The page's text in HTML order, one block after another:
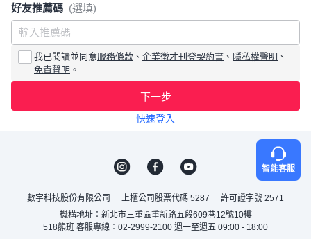
好友推薦碼 (選填)
我已閱讀並同意服務條款 、 企業徵才刊登契約書 、 隱私權聲明 、
免責聲明 。
下一步
快速登入
智能客服
數字科技股份有限公司 上櫃公司股票代碼 5287
許可證字號 2571
機構地址：新北市三重區重新路五段609巷12號10樓
518熊班 客服專線：02-2999-2100 週一至週五 09:00 - 18:00